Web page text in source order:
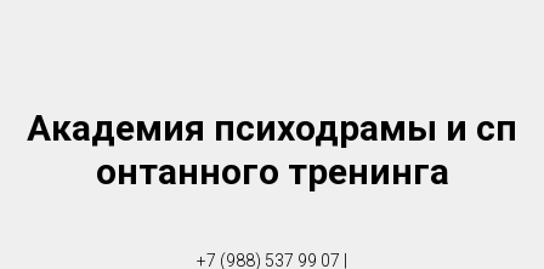
Академия психодрамы и сп
онтанного тренинга
+7 (988) 537 99 07 |